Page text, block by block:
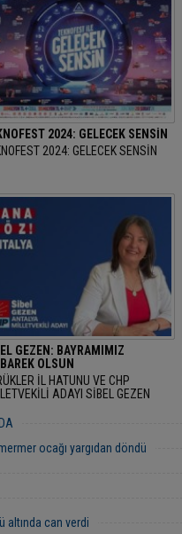
2024: GELECEK SENSİN
2024: GELECEK SENSİN
GEZEN: BAYRAMIMIZ
OLSUN
İL HATUNU VE CHP
ADAYI SİBEL GEZEN
MÜBAREK OLSUN" DEDİ.
ocağı yargıdan döndü
altında can verdi